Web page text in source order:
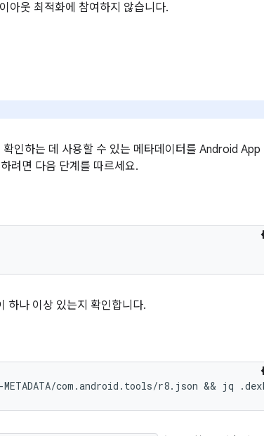
아웃 최적화에 참여하지 않습니다.
인하는 데 사용할 수 있는 메타데이터를 Android App
려면 다음 단계를 따르세요.
하나 이상 있는지 확인합니다.